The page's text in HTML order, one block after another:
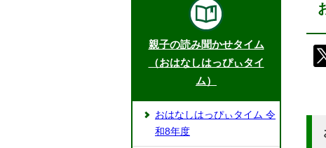
親子の読み聞かせタイム
（おはなしはっぴぃタイ
ム）
おはなしはっぴぃタイム 令
和8年度